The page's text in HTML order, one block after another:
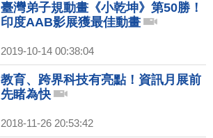
臺灣弟子規動畫《小乾坤》第50勝！
印度AAB影展獲最佳動畫
2019-10-14 00:38:04
教育、跨界科技有亮點！資訊月展前
先睹為快
2018-11-26 20:53:42